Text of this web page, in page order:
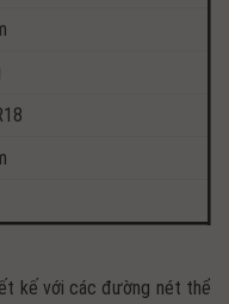
kế với các đường nét thể